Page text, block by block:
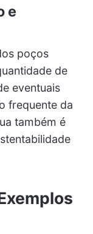
e
poços
de
eventuais
frequente da
também é